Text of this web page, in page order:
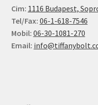
Cim: 1116 Budapest,
Tel/Fax: 06-1-618-7546
Mobil: 06-30-1081-270
Email: